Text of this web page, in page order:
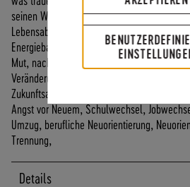
A
N
D
I
N
N
E
R
H
A
L
seinen Weg gehen, seinen Platz
Lebensabschnitte/Angst vor dem nächsten
Energiebahnen/Aurakörper/Chakren
Mut, nach einem Wachstumsschritt
Veränderungssituationen, Energieräuber,
Zukunftsangst, Angst vor Veränderung,
Angst vor Neuem, Schulwechsel,
Umzug, berufliche Neuorientierung,
Trennung,
Details